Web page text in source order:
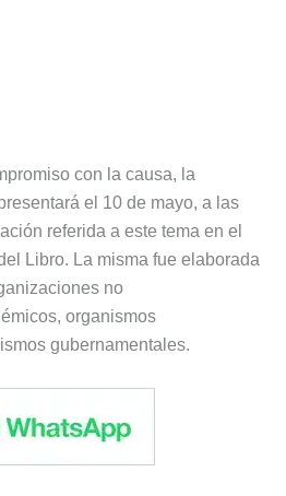
con la causa, la
el 10 de mayo, a las
referida a este tema en el
Libro. La misma fue elaborada
no
organismos
gubernamentales.